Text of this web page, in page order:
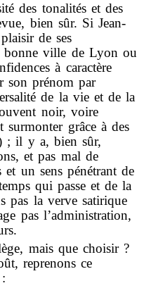
des tonalités et des
bien sûr. Si Jean-
de ses
bonne ville de Lyon ou
à caractère
son prénom par
de la vie et de la
noir, voire
surmonter grâce à des
; il y a, bien sûr,
et pas mal de
un sens pénétrant de
qui passe et de la
pas la verve satirique
pas l’administration,
mais que choisir ?
reprenons ce